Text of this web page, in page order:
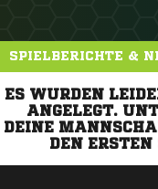
SPIELBERICHTE &
ES WURDEN
ANGELEGT.
DEINE
DEN